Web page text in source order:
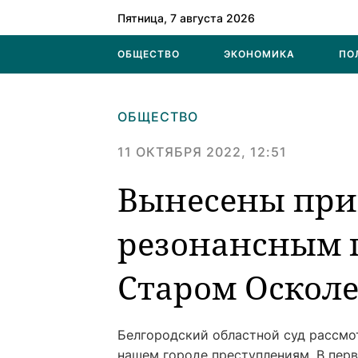
Пятница, 7 августа 2026
ОБЩЕСТВО ЭКОНОМИКА
ОБЩЕСТВО
11 ОКТЯБРЯ 2022, 12:51
Вынесены
резонансным
Старом Осколе
Белгородский областной суд
нашем городе преступлениям. В